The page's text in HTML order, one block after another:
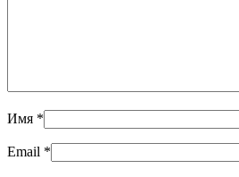
Имя *
Email *